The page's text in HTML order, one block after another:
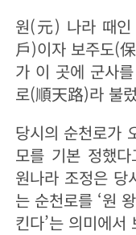
원(元) 나라 때
戶)이자 보주도(
가 이 곳에 군사
로(順天路)라 불
당시의 순천로가
모를 기본 정했
원나라 조정은 당
는 순천로를 ‘원
킨다’는 의미에